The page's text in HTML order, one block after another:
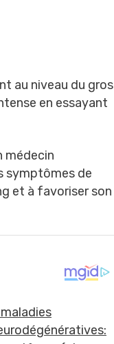
au niveau du gros
en essayant
médecin
symptômes de
et à favoriser son